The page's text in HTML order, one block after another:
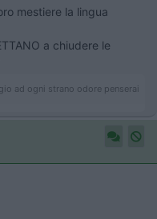
mestiere la lingua
a chiudere le
ad ogni strano odore penserai